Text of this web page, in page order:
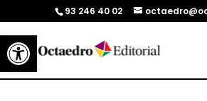
Abrir barra de herramientas
93 246 40 02